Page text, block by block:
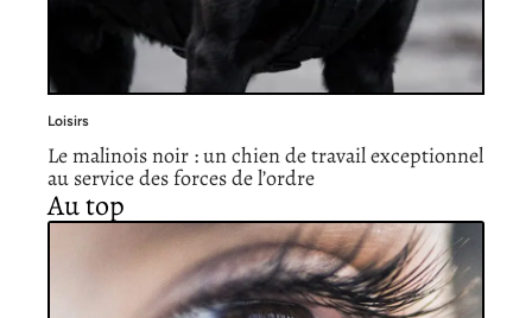
Loisirs
Le malinois noir : un chien de travail exceptionnel
au service des forces de l’ordre
Au top